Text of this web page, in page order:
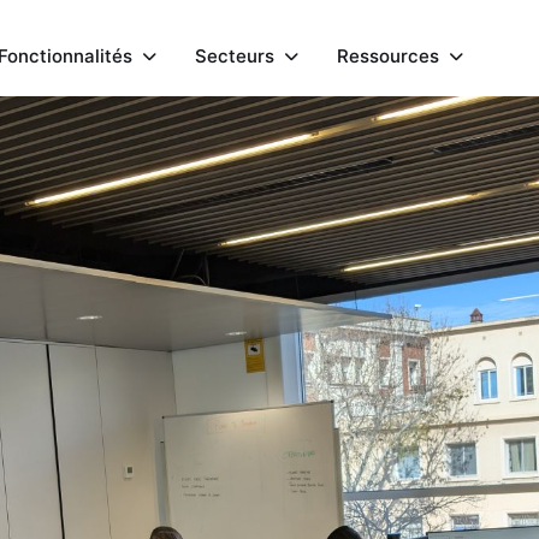
Fonctionnalités Secteurs Ressources
Fonctionnalités Secteurs Ressources